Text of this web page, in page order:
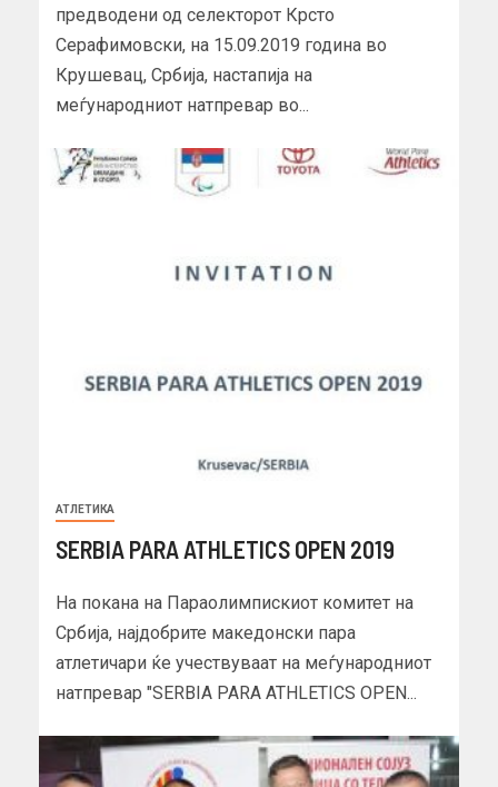
предводени од селекторот Крсто
Серафимовски, на 15.09.2019 година во
Крушевац, Србија, настапија на
меѓународниот натпревар во...
АТЛЕТИКА
SERBIA PARA ATHLETICS OPEN 2019
На покана на Параолимпискиот комитет на
Србија, најдобрите македонски пара
атлетичари ќе учествуваат на меѓународниот
натпревар "SERBIA PARA ATHLETICS OPEN...